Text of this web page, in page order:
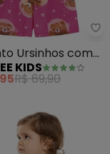
Blusa e
Ursinhos com
KIDS
R$ 69,90